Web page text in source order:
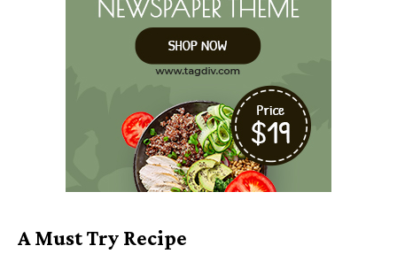
A Must Try Recipe